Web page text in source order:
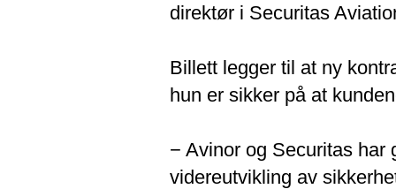
direktør i Securitas
Billett legger til at ny
hun er sikker på at
− Avinor og Securitas har
videreutvikling av